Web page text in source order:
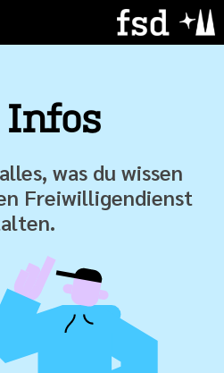
was du wissen
Freiwilligendienst